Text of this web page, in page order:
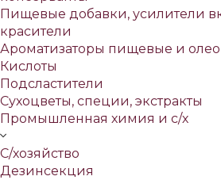
Пищевые добавки, усилители
красители
Ароматизаторы пищевые и
Кислоты
Подсластители
Сухоцветы, специи, экстракты
Промышленная химия и с/х
С/хозяйство
Дезинсекция